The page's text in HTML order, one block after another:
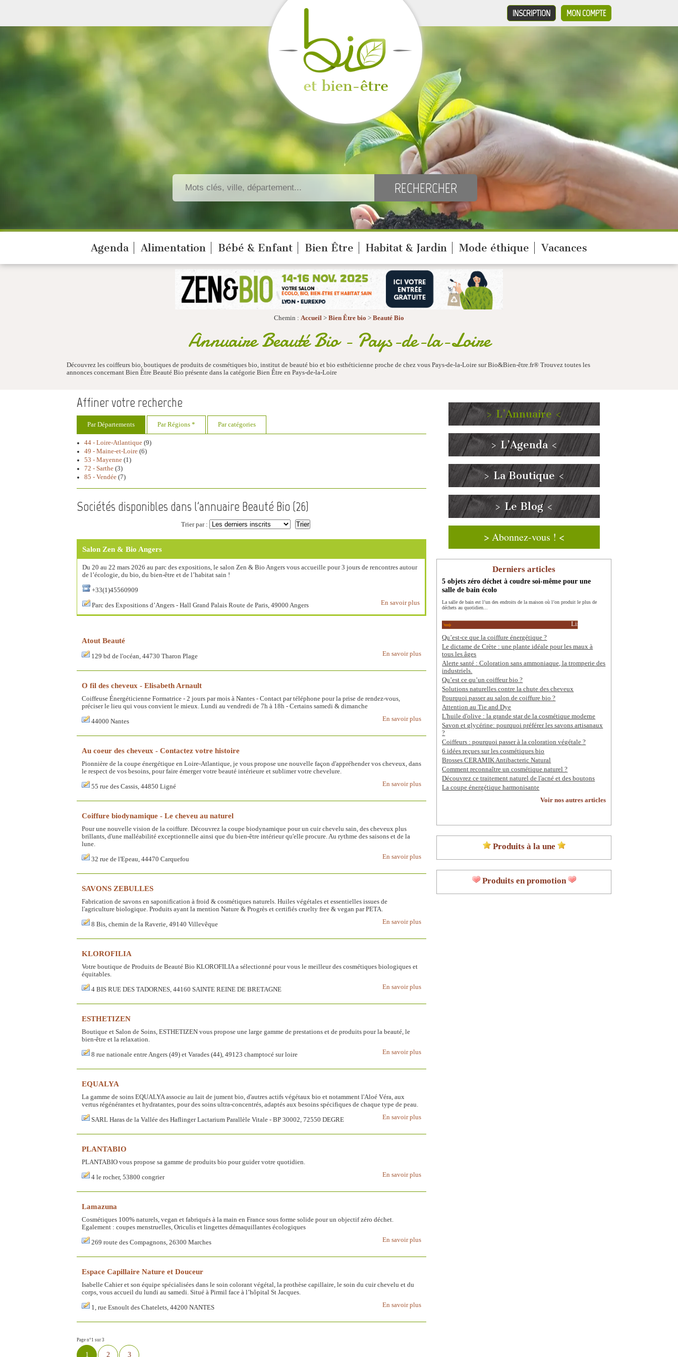
MON COMPTE
INSCRIPTION
Agenda Alimentation Bébé & Enfant Bien Être Habitat & Jardin Mode éthique Vacances
Chemin : Accueil > Bien Être bio > Beauté Bio
Annuaire Beauté Bio - Pays-de-la-Loire
Découvrez les coiffeurs bio, boutiques de produits de cosmétiques bio, institut de beauté bio et bio esthéticienne proche de chez vous Pays-de-la-Loire sur Bio&Bien-être.fr® Trouvez toutes les
annonces concernant Bien Être Beauté Bio présente dans la catégorie Bien Être en Pays-de-la-Loire
Affiner votre recherche
Par Départements Par Régions * Par catégories
44 - Loire-Atlantique (9)
49 - Maine-et-Loire (6)
53 - Mayenne (1)
72 - Sarthe (3)
85 - Vendée (7)
Sociétés disponibles dans l'annuaire Beauté Bio (26)
Trier par :
Salon Zen & Bio Angers
Du 20 au 22 mars 2026 au parc des expositions, le salon Zen & Bio Angers vous accueille pour 3 jours de rencontres autour
de l’écologie, du bio, du bien-être et de l’habitat sain !
+33(1)45560909
En savoir plus
Parc des Expositions d’Angers - Hall Grand Palais Route de Paris, 49000 Angers
Atout Beauté
En savoir plus
129 bd de l'océan, 44730 Tharon Plage
O fil des cheveux - Elisabeth Arnault
Coiffeuse Énergéticienne Formatrice - 2 jours par mois à Nantes - Contact par téléphone pour la prise de rendez-vous,
préciser le lieu qui vous convient le mieux. Lundi au vendredi de 7h à 18h - Certains samedi & dimanche
En savoir plus
44000 Nantes
Au coeur des cheveux - Contactez votre histoire
Pionnière de la coupe énergétique en Loire-Atlantique, je vous propose une nouvelle façon d'appréhender vos cheveux, dans
le respect de vos besoins, pour faire émerger votre beauté intérieure et sublimer votre chevelure.
En savoir plus
55 rue des Cassis, 44850 Ligné
Coiffure biodynamique - Le cheveu au naturel
Pour une nouvelle vision de la coiffure. Découvrez la coupe biodynamique pour un cuir chevelu sain, des cheveux plus
brillants, d'une malléabilité exceptionnelle ainsi que du bien-être intérieur qu'elle procure. Au rythme des saisons et de la
lune.
En savoir plus
32 rue de l'Epeau, 44470 Carquefou
SAVONS ZEBULLES
Fabrication de savons en saponification à froid & cosmétiques naturels. Huiles végétales et essentielles issues de
l'agriculture biologique. Produits ayant la mention Nature & Progrès et certifiés cruelty free & vegan par PETA.
En savoir plus
8 Bis, chemin de la Raverie, 49140 Villevêque
KLOROFILIA
Votre boutique de Produits de Beauté Bio KLOROFILIA a sélectionné pour vous le meilleur des cosmétiques biologiques et
équitables.
En savoir plus
4 BIS RUE DES TADORNES, 44160 SAINTE REINE DE BRETAGNE
ESTHETIZEN
Boutique et Salon de Soins, ESTHETIZEN vous propose une large gamme de prestations et de produits pour la beauté, le
bien-être et la relaxation.
En savoir plus
8 rue nationale entre Angers (49) et Varades (44), 49123 champtocé sur loire
EQUALYA
La gamme de soins EQUALYA associe au lait de jument bio, d'autres actifs végétaux bio et notamment l'Aloé Véra, aux
vertus régénérantes et hydratantes, pour des soins ultra-concentrés, adaptés aux besoins spécifiques de chaque type de peau.
En savoir plus
SARL Haras de la Vallée des Haflinger Lactarium Parallèle Vitale - BP 30002, 72550 DEGRE
PLANTABIO
PLANTABIO vous propose sa gamme de produits bio pour guider votre quotidien.
En savoir plus
4 le rocher, 53800 congrier
Lamazuna
Cosmétiques 100% naturels, vegan et fabriqués à la main en France sous forme solide pour un objectif zéro déchet.
Egalement : coupes menstruelles, Oriculis et lingettes démaquillantes écologiques
En savoir plus
269 route des Compagnons, 26300 Marches
Espace Capillaire Nature et Douceur
Isabelle Cahier et son équipe spécialisées dans le soin colorant végétal, la prothèse capillaire, le soin du cuir chevelu et du
corps, vous accueil du lundi au samedi. Situé à Pirmil face à l’hôpital St Jacques.
En savoir plus
1, rue Esnoult des Chatelets, 44200 NANTES
Page n°1 sur 3
1 2 3
> L’Annuaire <
> L’Agenda <
> La Boutique <
> Le Blog <
> Abonnez-vous ! <
Derniers articles
5 objets zéro déchet à coudre soi-même pour une
salle de bain écolo
La salle de bain est l’un des endroits de la maison où l’on produit le plus de
déchets au quotidien...
Lire la suite
Qu’est-ce que la coiffure énergétique ?
Le dictame de Crète : une plante idéale pour les maux à
tous les âges
Alerte santé : Coloration sans ammoniaque, la tromperie des
industriels.
Qu’est ce qu’un coiffeur bio ?
Solutions naturelles contre la chute des cheveux
Pourquoi passer au salon de coiffure bio ?
Attention au Tie and Dye
L'huile d'olive : la grande star de la cosmétique moderne
Savon et glycérine: pourquoi préférer les savons artisanaux
?
Coiffeurs : pourquoi passer à la coloration végétale ?
6 idées reçues sur les cosmétiques bio
Brosses CERAMIK Antibacteric Natural
Comment reconnaître un cosmétique naturel ?
Découvrez ce traitement naturel de l'acné et des boutons
La coupe énergétique harmonisante
Voir nos autres articles
Produits à la une
Produits en promotion